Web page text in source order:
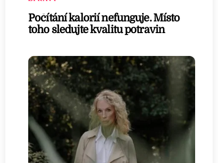
Počítání kalorií nefunguje. Místo
toho sledujte kvalitu potravin